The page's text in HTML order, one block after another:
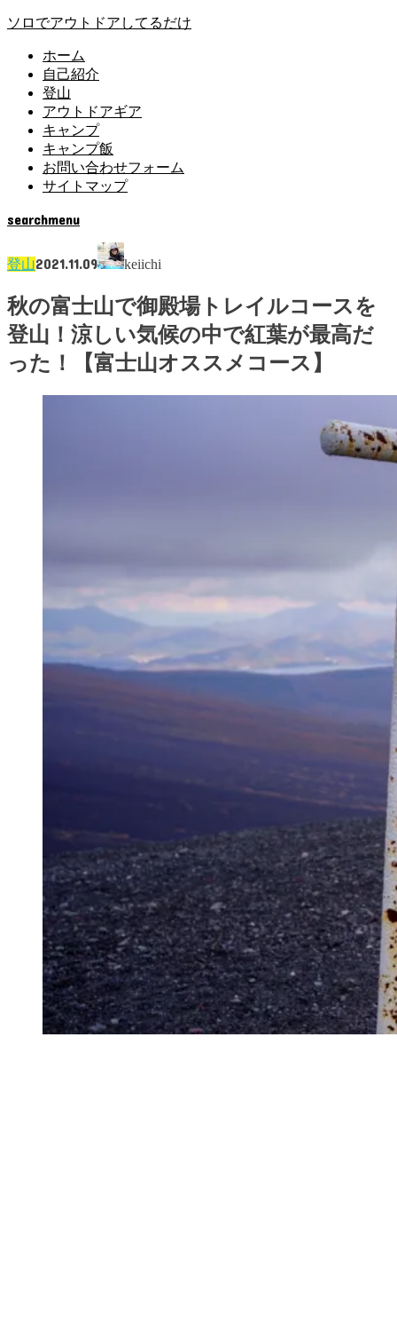
ソロでアウトドアしてるだけ
ホーム
自己紹介
登山
アウトドアギア
キャンプ
キャンプ飯
お問い合わせフォーム
サイトマップ
searchmenu
登山2021.11.09 keiichi
秋の富士山で御殿場トレイルコースを
登山！涼しい気候の中で紅葉が最高だ
った！【富士山オススメコース】